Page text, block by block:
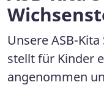
Unsere ASB-
stellt für Kinder
angenommen